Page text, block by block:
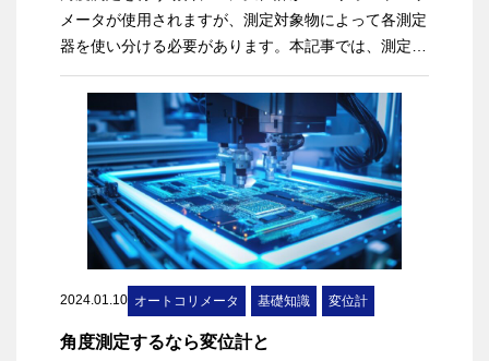
メータが使用されますが、測定対象物によって各測定
器を使い分ける必要があります。本記事では、測定対
象物が非鏡面の場合と鏡面の場合に分けて、それぞれ
の場合での変位計とレーザオートコリメータの使い分
けを解説します。
2024.01.10 オートコリメータ 基礎知識 変位計
角度測定するなら変位計と